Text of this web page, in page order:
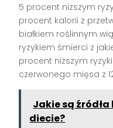
5 procent niższym
procent kalorii z
białkiem roślinnym
ryzykiem śmierci z
procent niższym
czerwonego mięsa z
Jakie są źródła
diecie?